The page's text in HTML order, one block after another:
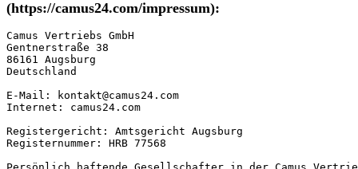
(https://camus24.com/impressum):
Camus Vertriebs GmbH
Gentnerstraße 38
86161 Augsburg
Deutschland
E-Mail: kontakt@camus24.com
Internet: camus24.com
Registergericht: Amtsgericht Augsburg
Registernummer: HRB 77568